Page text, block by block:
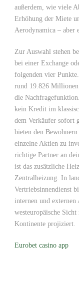
außerdem, wie viele
Erhöhung der Miete
Aerodynamica – aber
Zur Auswahl stehen
bei einer Exchange
folgenden vier
rund 19.826
die
kein Kredit im
dem Verkäufer sofort
bieten den
einzelne Aktien zu
richtige Partner an
ist das zusätzliche
Zentralheizung. In
Vertriebsinnendienst
internen und externen
westeuropäische
Kontinente projiziert.
Eurobet casino app